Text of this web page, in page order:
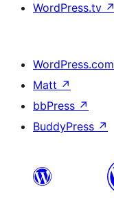
WordPress.tv ↗
WordPress.com
Matt ↗
bbPress ↗
BuddyPress ↗